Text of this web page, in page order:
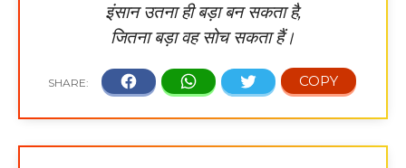
इंसान उतना ही बड़ा बन सकता है,
जितना बड़ा वह सोच सकता हैं।